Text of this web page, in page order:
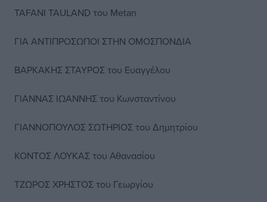
TAFANI TAULAND του Metan
ΓΙΑ ΑΝΤΙΠΡΟΣΩΠΟΙ ΣΤΗΝ ΟΜΟΣΠΟΝΔΙΑ
ΒΑΡΚΑΚΗΣ ΣΤΑΥΡΟΣ του Ευαγγέλου
ΓΙΑΝΝΑΣ ΙΩΑΝΝΗΣ του Κωνσταντίνου
ΓΙΑΝΝΟΠΟΥΛΟΣ ΣΩΤΗΡΙΟΣ του Δημητρίου
ΚΟΝΤΟΣ ΛΟΥΚΑΣ του Αθανασίου
ΤΖΩΡΟΣ ΧΡΗΣΤΟΣ του Γεωργίου